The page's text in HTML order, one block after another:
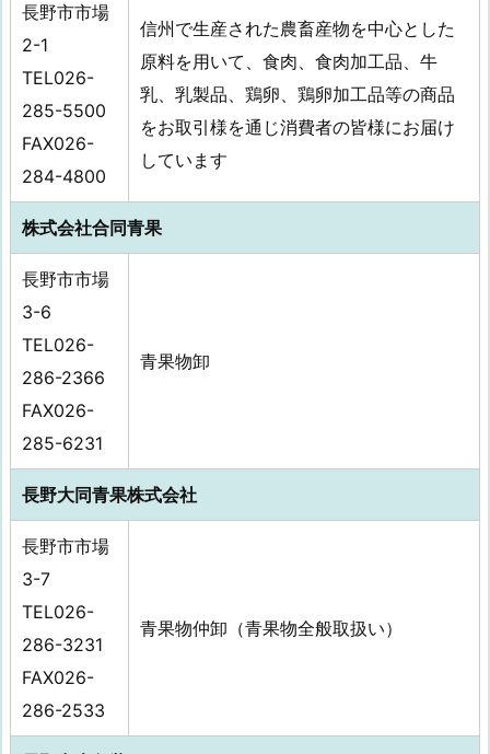
長野市市場
2-1
TEL026-
285-5500
FAX026-
284-4800
信州で生産された農畜産物を中心とした
原料を用いて、食肉、食肉加工品、牛
乳、乳製品、鶏卵、鶏卵加工品等の商品
をお取引様を通じ消費者の皆様にお届け
しています
株式会社合同青果
長野市市場
3-6
TEL026-
286-2366
FAX026-
285-6231
青果物卸
長野大同青果株式会社
長野市市場
3-7
TEL026-
286-3231
FAX026-
286-2533
青果物仲卸（青果物全般取扱い）